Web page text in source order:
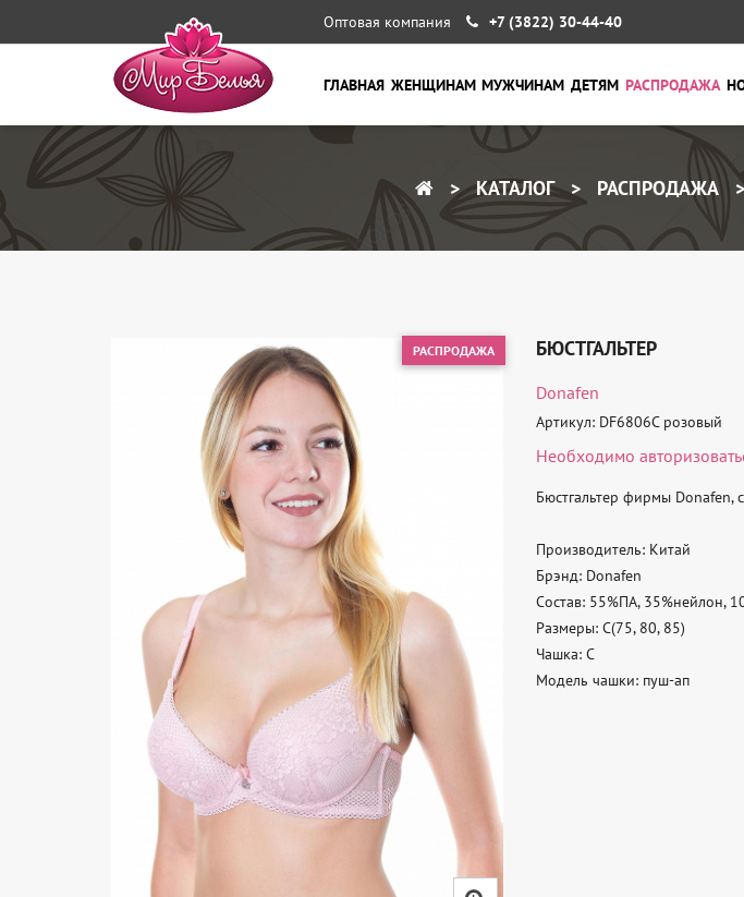
Оптовая компания +7 (3822) 30-44-40
ГЛАВНАЯ ЖЕНЩИНАМ МУЖЧИНАМ ДЕТЯМ РАСПРОДАЖА
КАТАЛОГ РАСПРОДАЖА
РАСПРОДАЖА БЮСТГАЛЬТЕР
Donafen
Артикул: DF6806C розовый
Необходимо
Бюстгальтер фирмы Donafen,
Производитель: Китай
Брэнд: Donafen
Состав: 55%ПА, 35%нейлон,
Размеры: C(75, 80, 85)
Чашка: C
Модель чашки: пуш-ап